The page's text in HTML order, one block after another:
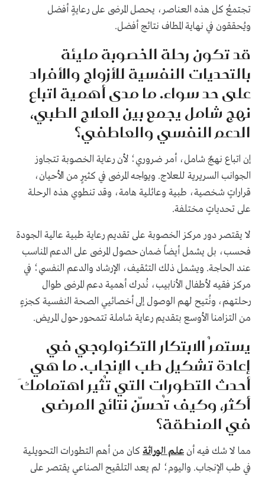
تجتمعُ كل هذه العناصر، يحصل المرضى على رعايةٍ أفضل
ويُحققون في نهاية المطاف نتائج أفضل.
قد تكون رحلة الخصوبة مليئة
بالتحديات النفسية للأزواج والأفراد
على حد سواء. ما مدى أهمية اتباع
نهج شامل يجمع بين العلاج الطبي،
الدعم النفسي والعاطفي؟
إن اتباع نهجٌ شامل، أمر ضروري؛ لأن رعاية الخصوبة تتجاوز
الجوانب السريرية للعلاج. ويواجه المرضى في كثيرٍ من الأحيان،
قراراتٍ شخصية، طبية وعائلية هامة، وقد تنطوي هذه الرحلة
على تحدياتٍ مختلفة.
لا يقتصر دور مركز الخصوبة على تقديم رعاية طبية عالية الجودة
فحسب، بل يشمل أيضاً ضمان حصول المرضى على الدعم المناسب
عند الحاجة. ويشمل ذلك التثقيف، الإرشاد والدعم النفسي؛ في
مركز فقيه لأطفال الأنابيب، نُدرك أهمية دعم المرضى طوال
رحلتهم، ونُتيح لهم الوصول إلى أخصائيي الصحة النفسية كجزءٍ
من التزامنا الأوسع بتقديم رعاية شاملة تتمحور حول المريض.
يستمرُ الابتكار التكنولوجي في
إعادة تشكيل طب الإنجاب. ما هي
أحدث التطورات التي تُثير اهتمامكَ
أكثر، وكيف تُحسّن نتائج المرضى
في المنطقة؟
مما لا شك فيه أن علم الوراثة كان من أهم التطورات التحويلية
في طب الإنجاب. واليوم؛ لم يعد التلقيح الصناعي يقتصر على